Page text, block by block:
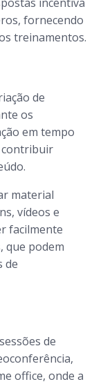
fornecendo
treinamentos.
de
os
em tempo
contribuir
material
vídeos e
facilmente
que podem
de
de
office, onde a